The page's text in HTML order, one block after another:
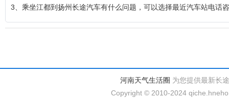
3、乘坐江都到扬州长途汽车有什么问题，可以选择最近汽车站电话
河南天气生活圈 为您提供最新长
Copyright © 2010-2024